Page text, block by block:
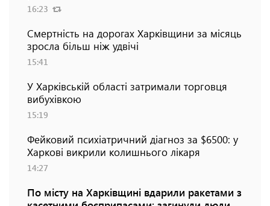
16:23
Смертність на дорогах Харківщини за місяць
зросла більш ніж удвічі
15:41
У Харківській області затримали торговця
вибухівкою
15:19
Фейковий психіатричний діагноз за $6500: у
Харкові викрили колишнього лікаря
14:27
По місту на Харківщині вдарили ракетами з